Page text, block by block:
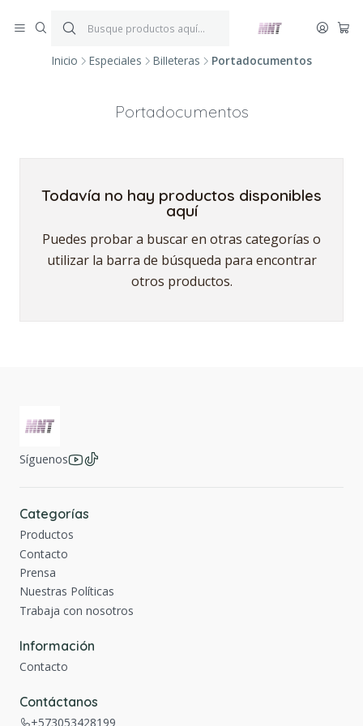
*Aplica condiciones y restricciones*
Inicio Especiales Billeteras Portadocumentos
Portadocumentos
Todavía no hay productos disponibles
aquí
Puedes probar a buscar en otras categorías o
utilizar la barra de búsqueda para encontrar
otros productos.
Síguenos
Categorías
Productos
Contacto
Prensa
Nuestras Políticas
Trabaja con nosotros
Información
Contacto
Contáctanos
+573053428199